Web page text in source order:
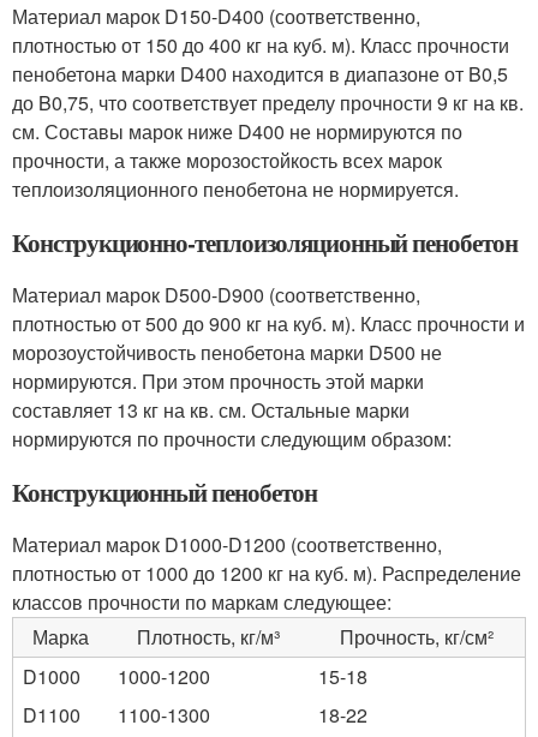
Материал марок D150-D400 (соответственно,
плотностью от 150 до 400 кг на куб. м). Класс прочности
пенобетона марки D400 находится в диапазоне от B0,5
до B0,75, что соответствует пределу прочности 9 кг на кв.
см. Составы марок ниже D400 не нормируются по
прочности, а также морозостойкость всех марок
теплоизоляционного пенобетона не нормируется.
Конструкционно-теплоизоляционный пенобетон
Материал марок D500-D900 (соответственно,
плотностью от 500 до 900 кг на куб. м). Класс прочности и
морозоустойчивость пенобетона марки D500 не
нормируются. При этом прочность этой марки
составляет 13 кг на кв. см. Остальные марки
нормируются по прочности следующим образом:
Конструкционный пенобетон
Материал марок D1000-D1200 (соответственно,
плотностью от 1000 до 1200 кг на куб. м). Распределение
классов прочности по маркам следующее:
Марка
Плотность, кг/м³
Прочность, кг/см²
D1000
1000-1200
15-18
D1100
1100-1300
18-22